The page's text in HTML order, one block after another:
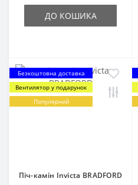
ДО КОШИКА
Безкоштовна доставка
Вентилятор у подарунок
Популярний
Піч-камін Invicta BRADFORD